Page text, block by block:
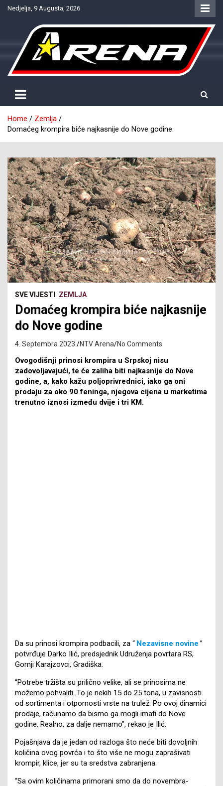
SkipNedjelja, 9 Augusta, 2026
NTV Arena
Home
Zemlja
Domaćeg krompira biće najkasnije do Nove godine
SVE VIJESTI ZEMLJA
Domaćeg krompira biće najkasnije
do Nove godine
4. Septembra 2023. NTV Arena No Comments
Ovogodišnji prinosi krompira u Srpskoj nisu
zadovoljavajući, te će zaliha biti najkasnije do Nove
godine, a, kako kažu poljoprivrednici, iako ga oni
prodaju za oko 90 feninga, njegova cijena u marketima
trenutno iznosi između dvije i tri KM.
Da su prinosi krompira podbacili, za “ Nezavisne novine ”
potvrđuje Darko Ilić, predsjednik Udruženja povrtara RS,
Gornji Karajzovci, Gradiška.
“Potrebe tržišta su prilično velike, ali se prinosima ne
možemo pohvaliti. To je nekih 15 do 25 tona, u zavisnosti
od sortimenta i otpornosti vrste na trulež. Po ovoj dinamici
prodaje, računamo da bismo ga mogli imati do Nove
godine. Realno, za dalje nemamo”, rekao je Ilić.
Pojašnjava da je jedan od razloga što neće biti dovoljnih
količina ovog povrća i to što više ne mogu zaprašivati
krompir, klice, jer su ta sredstva zabranjena.
“Sa ovim količinama primorani smo da do novembra-